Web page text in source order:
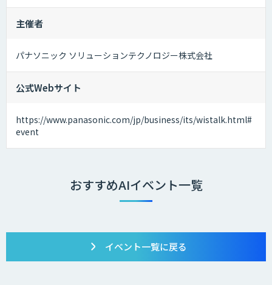
主催者
パナソニック ソリューションテクノロジー株式会社
公式Webサイト
https://www.panasonic.com/jp/business/its/wistalk.html#
event
おすすめAIイベント一覧
イベント一覧に戻る